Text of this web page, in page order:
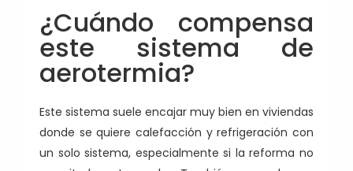
¿Cuándo compensa
este sistema de
aerotermia?
Este sistema suele encajar muy bien en viviendas
donde se quiere calefacción y refrigeración con
un solo sistema, especialmente si la reforma no